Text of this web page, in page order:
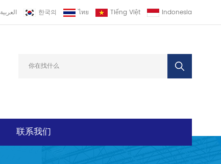
العربية 한국의 ไทย Tiếng Việt Indonesia
联系我们